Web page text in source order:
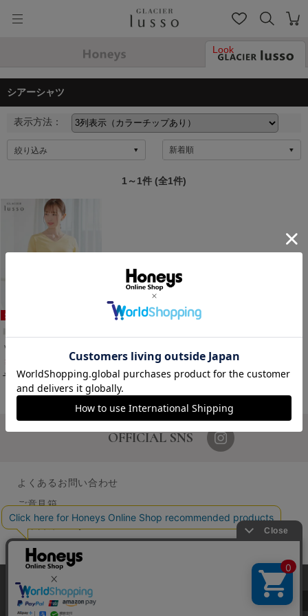
Look
シアーシャツ
表示方法：
絞り込み
1～1件 (全1件)
Ｖネックニット
￥2,480
￥2,980税込
1～1件 (全1件)
OFFICIAL SNS
よくあるお問い合わせ
ご意見箱
営業日カレンダー
店舗検索
採用情報
GLOBAL GUIDE（海外からご利用のお客様）
当サイトでは、サイトの利便性向上のため、クッキー(Cookie)を使
用しています。詳しくは「
」をご覧くださ